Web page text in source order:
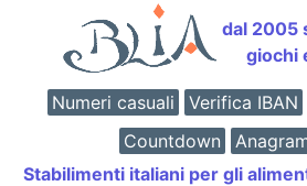
dal 2005
giochi
Numeri casuali Verifica IBAN
Countdown
Stabilimenti italiani per gli